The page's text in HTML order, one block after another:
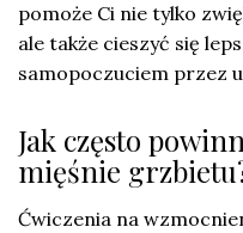
pomoże Ci nie tylko
ale także cieszyć się
samopoczuciem przez
Jak często
mięśnie
Ćwiczenia na